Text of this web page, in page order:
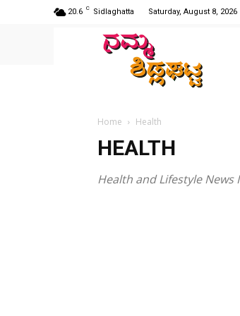
20.6 C Sidlaghatta Saturday, August 8, 2026
Home Health
HEALTH
Health and Lifestyle